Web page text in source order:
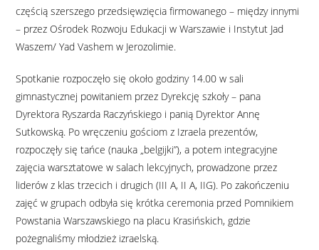
częścią szerszego przedsięwzięcia firmowanego – między innymi
– przez Ośrodek Rozwoju Edukacji w Warszawie i Instytut Jad
Waszem/ Yad Vashem w Jerozolimie.
Spotkanie rozpoczęło się około godziny 14.00 w sali
gimnastycznej powitaniem przez Dyrekcję szkoły – pana
Dyrektora Ryszarda Raczyńskiego i panią Dyrektor Annę
Sutkowską. Po wręczeniu gościom z Izraela prezentów,
rozpoczęły się tańce (nauka „belgijki”), a potem integracyjne
zajęcia warsztatowe w salach lekcyjnych, prowadzone przez
liderów z klas trzecich i drugich (III A, II A, IIG). Po zakończeniu
zajęć w grupach odbyła się krótka ceremonia przed Pomnikiem
Powstania Warszawskiego na placu Krasińskich, gdzie
pożegnaliśmy młodzież izraelską.